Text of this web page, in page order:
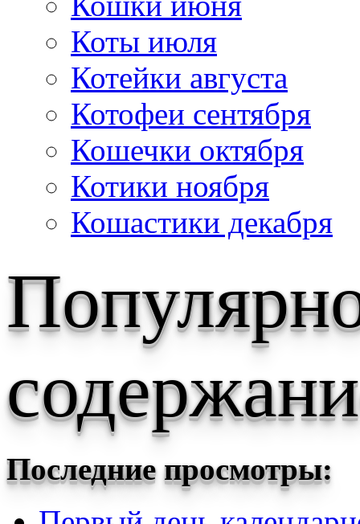
Коты июля
Котейки августа
Котофеи сентября
Кошечки октября
Котики ноября
Кошастики декабря
Последние просмотры: